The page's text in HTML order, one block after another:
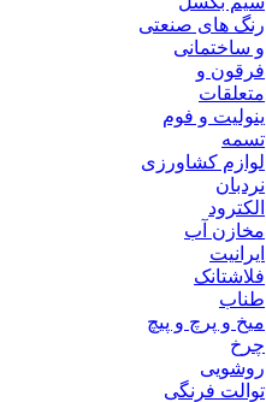
رنگ های صنعتی
و ساختمانی
فرقون و
متعلقات
ینولیت و فوم
تسمه
لوازم کشاورزی
نردبان
الکترود
مخازن آب
ایرانیت
فلاشتانک
طناب
میخ و پرچ و پیچ
چرخ
روشویی
توالت فرنگی